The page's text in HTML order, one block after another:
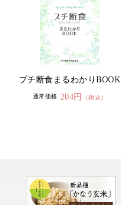
プチ断食まるわかりBOOK
通常価格 204円 （税込）